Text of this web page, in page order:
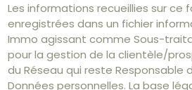
Les informations recueillies sur ce
enregistrées dans un fichier
Immo agissant comme Sous-
pour la gestion de la clientèle/
du Réseau qui reste Responsable
Données personnelles. La base